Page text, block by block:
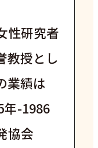
性研究者
教授とし
業績は
年-1986
協会